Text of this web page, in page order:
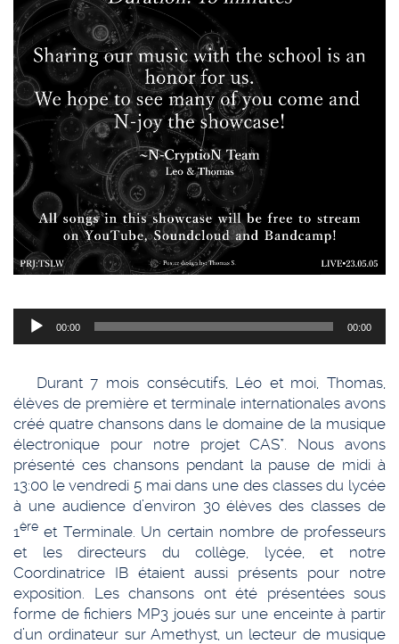
Lecteur
audio
00:00 00:00
Durant 7 mois consécutifs, Léo et moi, Thomas,
élèves de première et terminale internationales avons
créé quatre chansons dans le domaine de la musique
électronique pour notre projet CAS*. Nous avons
présenté ces chansons pendant la pause de midi à
13:00 le vendredi 5 mai dans une des classes du lycée
à une audience d’environ 30 élèves des classes de
1ère et Terminale. Un certain nombre de professeurs
et les directeurs du collège, lycée, et notre
Coordinatrice IB étaient aussi présents pour notre
exposition. Les chansons ont été présentées sous
forme de fichiers MP3 joués sur une enceinte à partir
d’un ordinateur sur Amethyst, un lecteur de musique